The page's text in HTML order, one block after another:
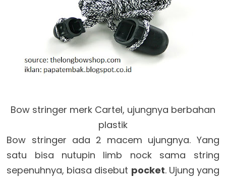
Bow stringer merk Cartel, ujungnya berbahan
plastik
Bow stringer ada 2 macem ujungnya. Yang
satu bisa nutupin limb nock sama string
sepenuhnya, biasa disebut pocket. Ujung yang